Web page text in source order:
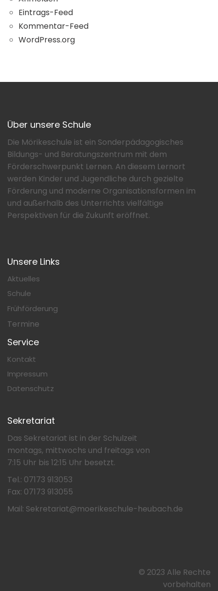
Eintrags-Feed
Kommentar-Feed
WordPress.org
Über unsere Schule
Die Mörikeschule ist ein Sonderpädagogisches
Bildungs- und Beratungszentrum mit dem
Förderschwerpunkt Lernen. An diesem Lernort
werden Kinder und Jugendliche durch gezielte
Förderung und moderne Organisationsformen im
und außerhalb des Unterrichts vielfältige
Perspektiven für die Zukunft eröffnet.
Unsere Links
Aktuelles
Schule
Frühförderung
Termine
Service
Kontakt
Impressum
Datenschutz
Sekretariat
Das Sekretariat ist in der Schulzeit
montags, mittwochs und freitags von
7:15 Uhr bis 12:15 Uhr besetzt.
Tel.: 07173 913053
Fax: 07173 913055
Mail: Sekretariat@moerikeschule-heubach.de
© 2023 Alle Rechte
vorbehalten